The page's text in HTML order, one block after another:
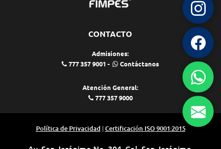
CONTACTO
Admisiones:
777 357 9001 - Contáctanos
Atención General:
777 357 9000
Política de Privacidad |Certificación ISO 9001:2015